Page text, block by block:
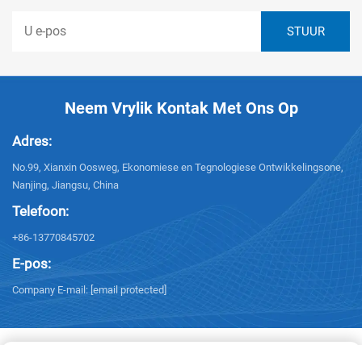
Neem Vrylik Kontak Met Ons Op
Adres:
No.99, Xianxin Oosweg, Ekonomiese en Tegnologiese Ontwikkelingsone,
Nanjing, Jiangsu, China
Telefoon:
+86-13770845702
E-pos:
Company E-mail: [email protected]